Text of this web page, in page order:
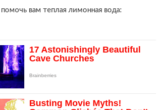
вам теплая лимонная вода: